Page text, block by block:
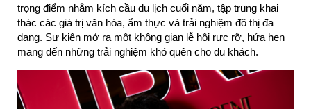
trọng điểm nhằm kích cầu du lịch cuối năm, tập trung khai
thác các giá trị văn hóa, ẩm thực và trải nghiệm đô thị đa
dạng. Sự kiện mở ra một không gian lễ hội rực rỡ, hứa hẹn
mang đến những trải nghiệm khó quên cho du khách.